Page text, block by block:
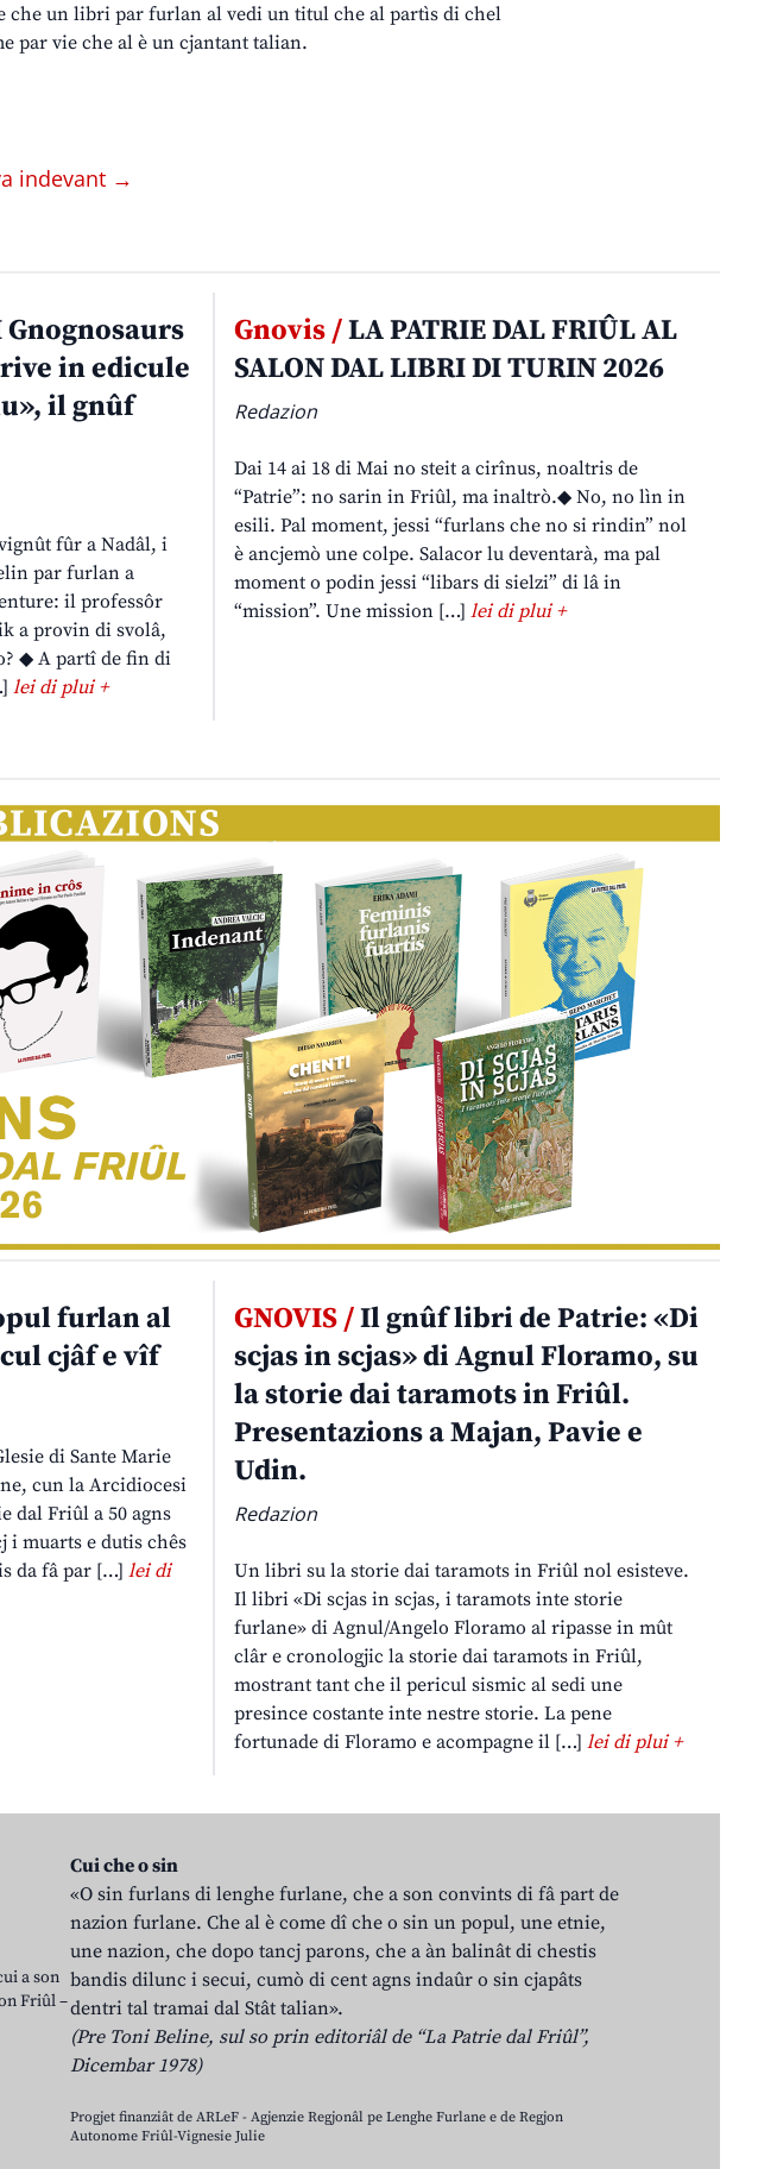
che un libri par furlan al vedi un titul che al partìs di chel
par vie che al è un cjantant talian.
indevant →
in edicule
il gnûf
fûr a Nadâl, i
par furlan a
il professôr
a provin di svolâ,
◆ A partî de fin di
lei di plui +
Gnovis /LA PATRIE DAL FRIÛL AL
SALON DAL LIBRI DI TURIN 2026
Redazion
Dai 14 ai 18 di Mai no steit a cirînus, noaltris de
“Patrie”: no sarin in Friûl, ma inaltrò.◆ No, no lìn in
esili. Pal moment, jessi “furlans che no si rindin” nol
è ancjemò une colpe. Salacor lu deventarà, ma pal
moment o podin jessi “libars di sielzi” di lâ in
“mission”. Une mission […]lei di plui +
furlan al
cjâf e vîf
di Sante Marie
cun la Arcidiocesi
dal Friûl a 50 agns
i muarts e dutis chês
da fâ par […] lei di
GNOVIS /Il gnûf libri de Patrie: «Di
scjas in scjas» di Agnul Floramo, su
la storie dai taramots in Friûl.
Presentazions a Majan, Pavie e
Udin.
Redazion
Un libri su la storie dai taramots in Friûl nol esisteve.
Il libri «Di scjas in scjas, i taramots inte storie
furlane» di Agnul/Angelo Floramo al ripasse in mût
clâr e cronologjic la storie dai taramots in Friûl,
mostrant tant che il pericul sismic al sedi une
presince costante inte nestre storie. La pene
fortunade di Floramo e acompagne il […]lei di plui +
a son
Friûl –
Cui che o sin
«O sin furlans di lenghe furlane, che a son convints di fâ part de
nazion furlane. Che al è come dî che o sin un popul, une etnie,
une nazion, che dopo tancj parons, che a àn balinât di chestis
bandis dilunc i secui, cumò di cent agns indaûr o sin cjapâts
dentri tal tramai dal Stât talian».
(Pre Toni Beline, sul so prin editoriâl de “La Patrie dal Friûl”,
Dicembar 1978)
Progjet finanziât de ARLeF - Agjenzie Regjonâl pe Lenghe Furlane e de Regjon
Autonome Friûl-Vignesie Julie